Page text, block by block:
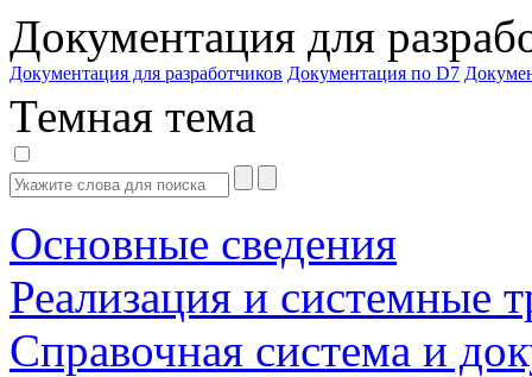
Документация для
Документация для разработчиков Документация по D7
Темная тема
Основные сведения
Реализация и системные
Справочная система и